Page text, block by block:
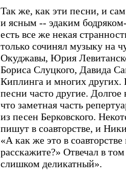
Так же, как эти песни, и
и ясным -- эдаким
есть все же некая
только сочинял музыку на
Окуджавы, Юрия
Бориса Слуцкого, Давида
Киплинга и многих
песни часто другие.
что заметная часть
из песен Берковского.
пишут в соавторстве, и
«А как же это в
расскажите?» Отвечал в
слишком деликатный».